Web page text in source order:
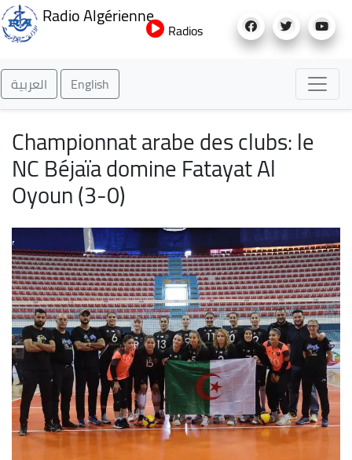
au
Radio Algérienne
Radios
العربية English
Championnat arabe des clubs: le
NC Béjaïa domine Fatayat Al
Oyoun (3-0)